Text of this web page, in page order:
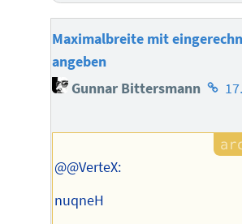
Maximalbreite mit
angeben
Gunnar Bittersmann
@@VerteX:
nuqneH